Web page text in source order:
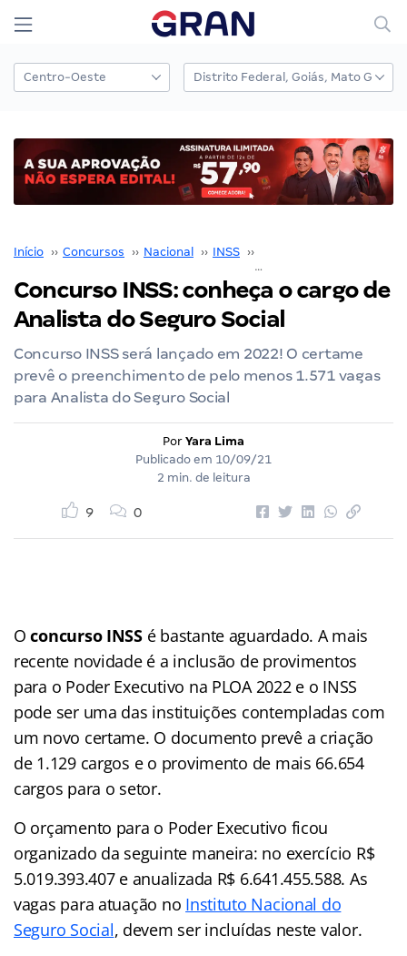
Início ›› Concursos ›› Nacional ›› INSS ››
Concurso INSS: conheça o cargo de
Analista do Seguro Social
Concurso INSS será lançado em 2022! O certame
prevê o preenchimento de pelo menos 1.571 vagas
para Analista do Seguro Social
Por Yara Lima
Publicado em 10/09/21
2 min. de leitura
9 0
Oconcurso INSSé bastante aguardado. A mais
recente novidade é a inclusão de provimentos
para o Poder Executivo na PLOA 2022 e o INSS
pode ser uma das instituições contempladas com
um novo certame. O documento prevê a criação
de 1.129 cargos e o provimento de mais 66.654
cargos para o setor.
O orçamento para o Poder Executivo ficou
organizado da seguinte maneira: no exercício R$
5.019.393.407 e anualizada R$ 6.641.455.588. As
vagas para atuação no Instituto Nacional do
Seguro Social, devem ser incluídas neste valor.